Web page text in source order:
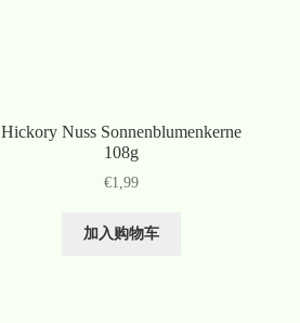
Hickory Nuss Sonnenblumenkerne
108g
€1,99
加入购物车